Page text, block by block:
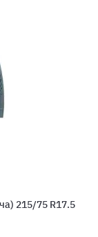
215/75 R17.5